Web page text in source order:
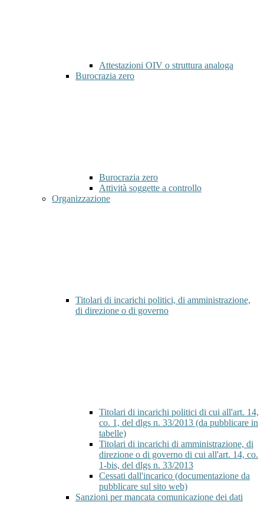
Attestazioni OIV o struttura analoga
Burocrazia zero
Burocrazia zero
Attività soggette a controllo
Organizzazione
Titolari di incarichi politici, di amministrazione,
di direzione o di governo
Titolari di incarichi politici di cui all'art. 14,
co. 1, del dlgs n. 33/2013 (da pubblicare in
tabelle)
Titolari di incarichi di amministrazione, di
direzione o di governo di cui all'art. 14, co.
1-bis, del dlgs n. 33/2013
Cessati dall'incarico (documentazione da
pubblicare sul sito web)
Sanzioni per mancata comunicazione dei dati